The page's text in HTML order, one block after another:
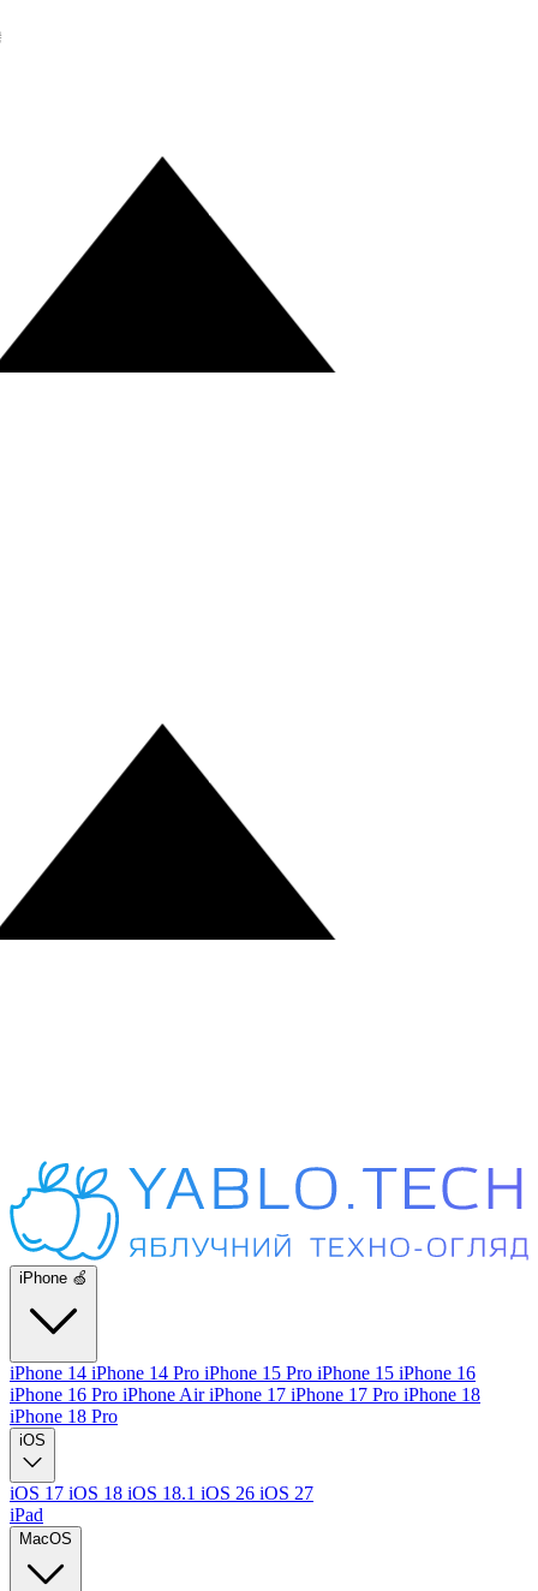
iPhone 🍏
iPhone 14 iPhone 14 Pro iPhone 15 Pro iPhone 15 iPhone 16
iPhone 16 Pro iPhone AiriPhone 17 iPhone 17 Pro iPhone 18
iPhone 18 Pro
iOS
iOS 17 iOS 18 iOS 18.1 iOS 26 iOS 27
iPad
MacOS